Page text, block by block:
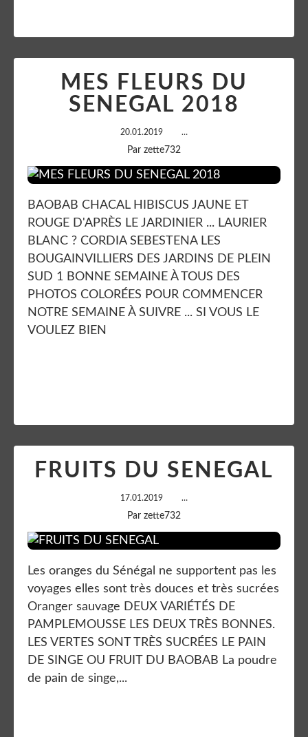
MES FLEURS DU
SENEGAL 2018
20.01.2019 …
Par zette732
BAOBAB CHACAL HIBISCUS JAUNE ET
ROUGE D'APRÈS LE JARDINIER ... LAURIER
BLANC ? CORDIA SEBESTENA LES
BOUGAINVILLIERS DES JARDINS DE PLEIN
SUD 1 BONNE SEMAINE À TOUS DES
PHOTOS COLORÉES POUR COMMENCER
NOTRE SEMAINE À SUIVRE ... SI VOUS LE
VOULEZ BIEN
FRUITS DU SENEGAL
17.01.2019 …
Par zette732
Les oranges du Sénégal ne supportent pas les
voyages elles sont très douces et très sucrées
Oranger sauvage DEUX VARIÉTÉS DE
PAMPLEMOUSSE LES DEUX TRÈS BONNES.
LES VERTES SONT TRÈS SUCRÉES LE PAIN
DE SINGE OU FRUIT DU BAOBAB La poudre
de pain de singe,...